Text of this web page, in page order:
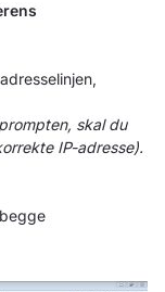
skal du
IP-adresse).